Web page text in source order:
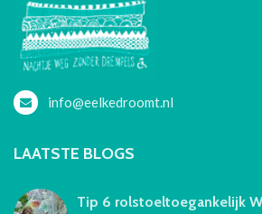
info@eelkedroomt.nl
LAATSTE BLOGS
Tip 6 rolstoeltoegankelijk